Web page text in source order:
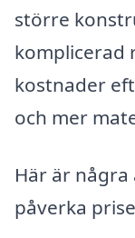
större
komplicerad
kostnader
och mer
Här är
påverka